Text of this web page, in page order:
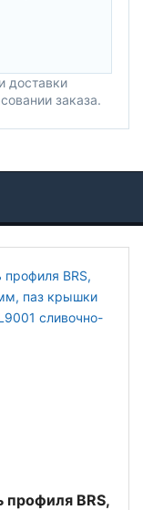
доставки
заказа.
профиля BRS,